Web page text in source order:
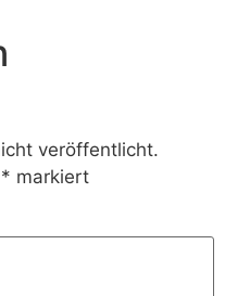
veröffentlicht.
* markiert